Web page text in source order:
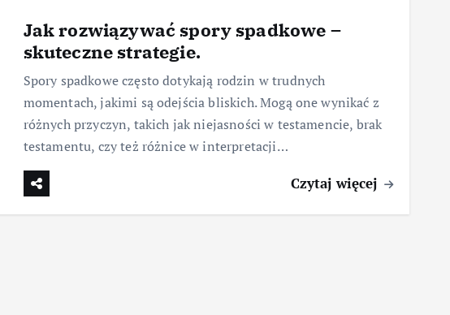
Jak rozwiązywać spory spadkowe –
skuteczne strategie.
Spory spadkowe często dotykają rodzin w trudnych
momentach, jakimi są odejścia bliskich. Mogą one wynikać z
różnych przyczyn, takich jak niejasności w testamencie, brak
testamentu, czy też różnice w interpretacji…
Czytaj więcej